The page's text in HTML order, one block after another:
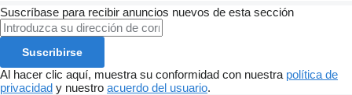
Suscríbase para recibir anuncios nuevos de esta sección
Suscribirse
Al hacer clic aquí, muestra su conformidad con nuestra política de
privacidad y nuestro acuerdo del usuario.